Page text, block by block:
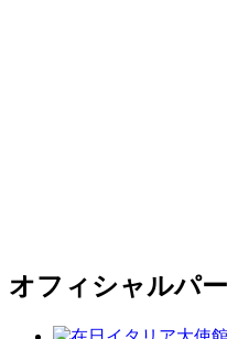
オフィシャルパ